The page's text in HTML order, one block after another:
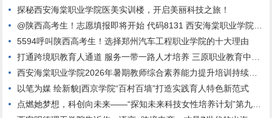
探秘西安海棠职业学院医美实训楼，开启美丽科技之旅！
@陕西高考生！志愿填报即将开始 代码8131 西安海棠职业学院期待与你相遇！
5594呼叫陕西高考生！选择郑州汽车工程职业学院的十大理由
打通跨境职教育人通道 服务一带一路人才培养 三原职业教育中心与哈萨克斯坦高校达成校际合作
西安海棠职业学院2026年暑期教师综合素养能力提升培训持续进行中
以笔为媒 绘新貌|西京学院“百村百墙”打造实践育人特色新范式
点燃她梦想，科创向未来——“探知未来科技女性培养计划”第九期正式启动